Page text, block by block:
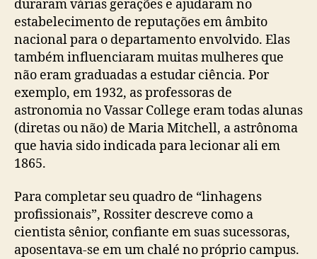
duraram várias gerações e ajudaram no
estabelecimento de reputações em âmbito
nacional para o departamento envolvido. Elas
também influenciaram muitas mulheres que
não eram graduadas a estudar ciência. Por
exemplo, em 1932, as professoras de
astronomia no Vassar College eram todas alunas
(diretas ou não) de Maria Mitchell, a astrônoma
que havia sido indicada para lecionar ali em
1865.
Para completar seu quadro de “linhagens
profissionais”, Rossiter descreve como a
cientista sênior, confiante em suas sucessoras,
aposentava-se em um chalé no próprio campus.